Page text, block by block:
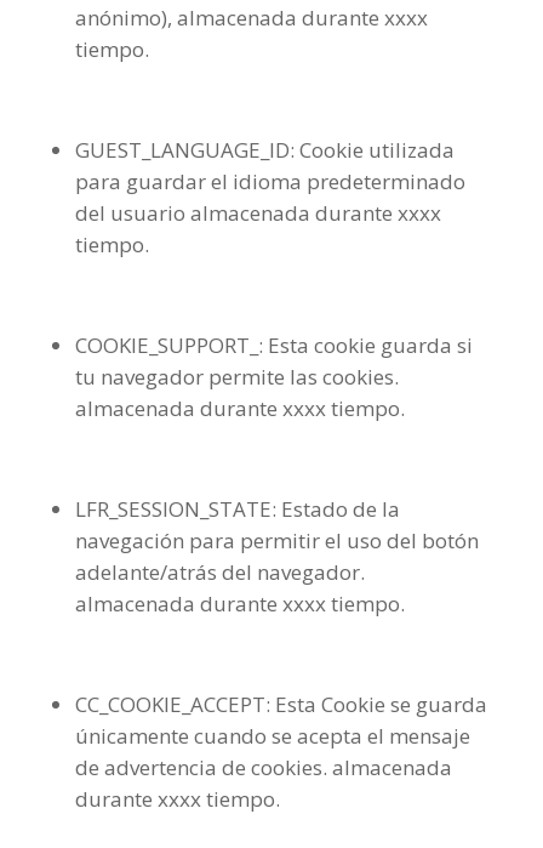
anónimo), almacenada durante xxxx
tiempo.
GUEST_LANGUAGE_ID: Cookie utilizada
para guardar el idioma predeterminado
del usuario almacenada durante xxxx
tiempo.
COOKIE_SUPPORT_: Esta cookie guarda si
tu navegador permite las cookies.
almacenada durante xxxx tiempo.
LFR_SESSION_STATE: Estado de la
navegación para permitir el uso del botón
adelante/atrás del navegador.
almacenada durante xxxx tiempo.
CC_COOKIE_ACCEPT: Esta Cookie se guarda
únicamente cuando se acepta el mensaje
de advertencia de cookies. almacenada
durante xxxx tiempo.